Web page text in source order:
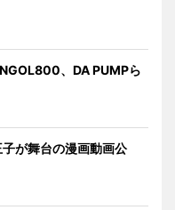
、DA PUMPら
が舞台の漫画動画公